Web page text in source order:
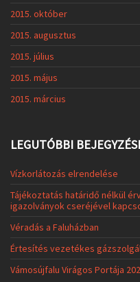
2015. október
2015. augusztus
2015. július
2015. május
2015. március
LEGUTÓBBI
Vízkorlátozás elrendelése
Tájékoztatás határidő nélkül
igazolványok cseréjével
Véradás a Faluházban
Értesítés vezetékes
Vámosújfalu Virágos Portája